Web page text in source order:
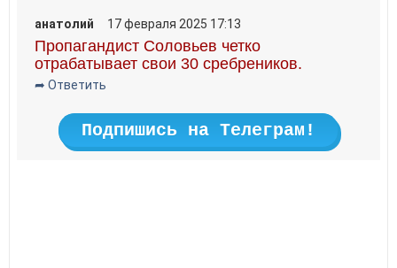
анатолий 17 февраля 2025 17:13
Пропагандист Соловьев четко
отрабатывает свои 30 сребреников.
➦ Ответить
Подпишись на Телеграм!